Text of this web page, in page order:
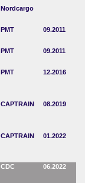
Nordcargo
PMT 09.2011
PMT 09.2011
PMT 12.2016
CAPTRAIN 08.2019
CAPTRAIN 01.2022
CDC 06.2022